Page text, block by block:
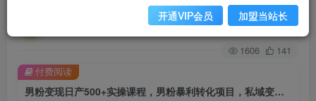
关注 私信
1606 141
男粉变现日产500+实操课程，男粉暴利转化项目，私域变现，手动和全自动成交
付费阅读
开通VIP会员 加盟当站长